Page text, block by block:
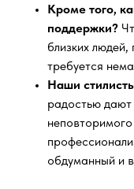
Кроме того,
поддержки?
близких
требуется
Наши
радостью
обдуманный и